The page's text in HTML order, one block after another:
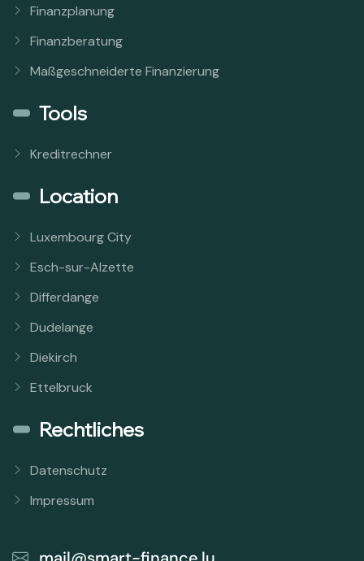
Finanzplanung
Finanzberatung
Maßgeschneiderte Finanzierung
Tools
Kreditrechner
Location
Luxembourg City
Esch-sur-Alzette
Differdange
Dudelange
Diekirch
Ettelbruck
Rechtliches
Datenschutz
Impressum